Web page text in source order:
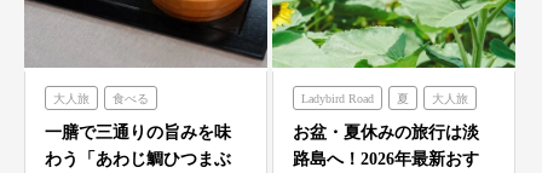
大人旅 食べる
海神人の食卓
一膳で三通りの旨みを味
わう「あわじ鯛ひつまぶ
Ladybird Road 夏 大人旅
家族旅 フレンチの森
グランシャリオ
お盆・夏休みの旅行は淡
路島へ！2026年最新おす